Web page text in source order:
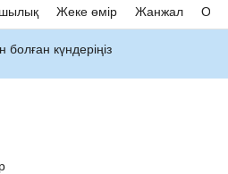
Жеке өмір Жанжал
болған күндеріңіз